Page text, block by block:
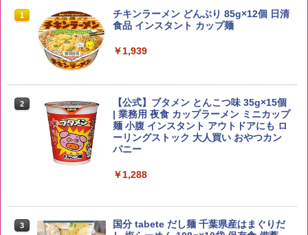
1 by Amazon 国産ブレンド米 精米 5kg
2
野沢農産 無洗米 青い流るる コシヒカリ
5kg 長野県産 令和7年産
￥3,980
3
【在庫処分価格】ももたろう印 無洗米 5
kg 業務用 お米マイスターブレンド
1
ブラックニッカ ニッカ Nikka ウィスキ
ー4000ml ブラックニッカクリア ウヰス
お得 4リットル
角瓶 2700ml サントリー ウイスキー ハ
イボール 大容量
3
角ハイボール 350ml×24本 サントリー ウ
イスキー ハイボール 缶
1
チキンラーメン どんぶり 85g×12個 日清
食品 インスタント カップ麺
￥1,939
2
【公式】ブタメン とんこつ味 35g×15個
| 業務用 夜食 カップラーメン ミニカップ
麺 小腹 インスタント アウトドアにも ロ
ーリングストック 大人買い おやつカン
パニー
￥1,288
3
国分 tabete だし麺 千葉県産はまぐりだ